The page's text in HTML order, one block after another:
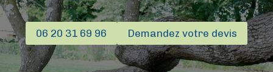
06 20 31 69 96 Demandez votre devis